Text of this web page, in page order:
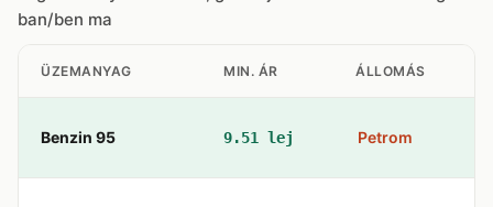
ban/ben ma
ÜZEMANYAG MIN. ÁR ÁLLOMÁS
Benzin 95 9.51 lej Petrom